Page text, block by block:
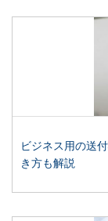
ビジネス用の送
き方も解説